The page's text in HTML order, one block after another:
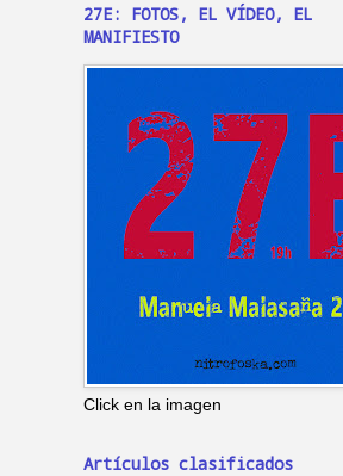
27E: FOTOS, EL VÍDEO, EL
MANIFIESTO
Click en la imagen
Artículos clasificados